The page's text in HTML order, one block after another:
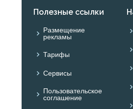
Полезные ссылки
Размещение
рекламы
Тарифы
Сервисы
Пользовательское
соглашение